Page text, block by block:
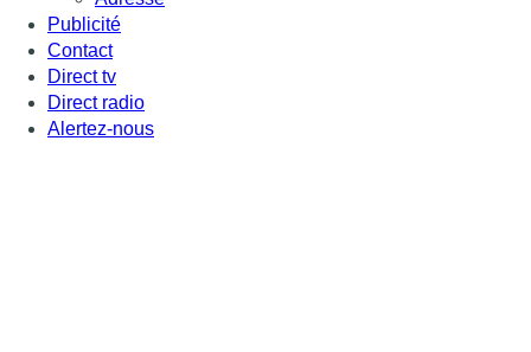
Publicité
Contact
Direct tv
Direct radio
Alertez-nous